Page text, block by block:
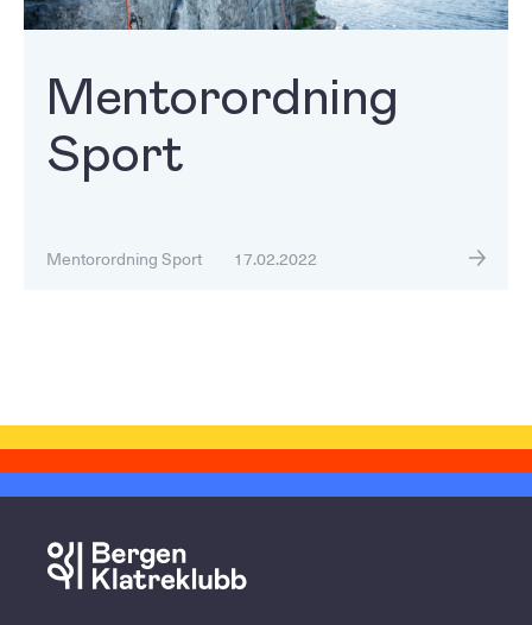
Mentorordning
Sport
Mentorordning Sport 17.02.2022